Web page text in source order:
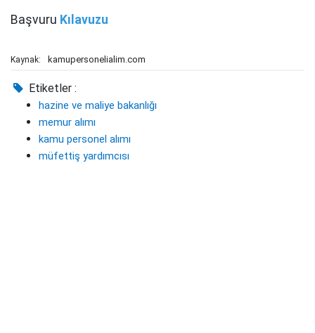
Başvuru Kılavuzu
Kaynak: kamupersonelialim.com
Etiketler :
hazine ve maliye bakanlığı
memur alımı
kamu personel alımı
müfettiş yardımcısı